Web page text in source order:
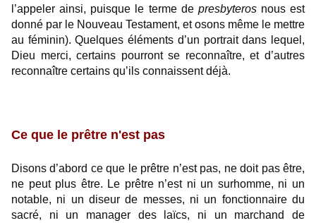
l’appeler ainsi, puisque le terme de presbyterosnous est
donné par le Nouveau Testament, et osons même le mettre
au féminin). Quelques éléments d’un portrait dans lequel,
Dieu merci, certains pourront se reconnaître, et d’autres
reconnaître certains qu’ils connaissent déjà.
Ce que le prêtre n'est pas
Disons d’abord ce que le prêtre n’est pas, ne doit pas être,
ne peut plus être. Le prêtre n’est ni un surhomme, ni un
notable, ni un diseur de messes, ni un fonctionnaire du
sacré, ni un manager des laïcs, ni un marchand de